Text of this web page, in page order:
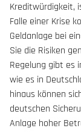
Kreditwürdigkeit,
Falle einer Krise
Geldanlage bei
Sie die Risiken
Regelung gibt es
wie es in
hinaus können
deutschen
Anlage hoher